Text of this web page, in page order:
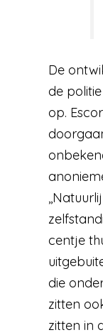
De
de
op.
centje
die
zitten
zitten in